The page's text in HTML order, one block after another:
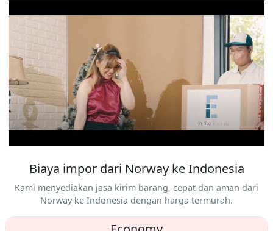
Biaya impor dari Norway ke Indonesia
Kami menyediakan jasa kirim barang, cepat dan aman dari
Norway ke Indonesia dengan harga termurah.